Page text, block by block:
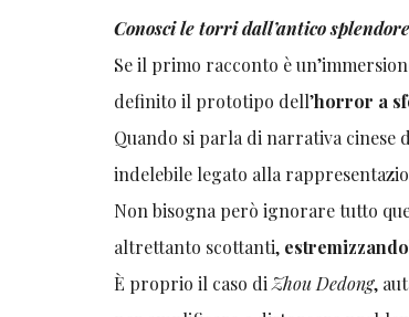
Conosci le torri dall’antico
Se il primo racconto è
definito il prototipo dell’horror a
Quando si parla di narrativa cinese
indelebile legato alla
Non bisogna però ignorare tutto
altrettanto scottanti,
È proprio il caso diZhou Dedong,